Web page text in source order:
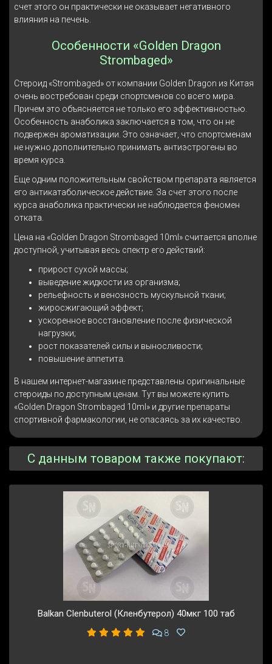
счет этого он практически не оказывает негативного
влияния на печень.
Особенности «Golden Dragon
Strombaged»
Стероид «Strombaged» от компании Golden Dragon из Китая
очень востребован среди спортсменов со всего мира.
Причем это объясняется не только его эффективностью.
Особенность анаболика заключается в том, что он не
подвержен ароматизации. Это означает, что спортсменам
не нужно дополнительно принимать антиэстрогены во
время курса.
Еще одним положительным свойством препарата является
его антикатаболическое действие. За счет этого после
курса анаболика практически не наблюдается феномен
отката.
Цена на «Golden Dragon Strombaged 10ml» считается вполне
доступной, учитывая весь спектр его действий:
прирост сухой массы;
выведение жидкости из организма;
рельефность и венозность мускульной ткани;
жиросжигающий эффект;
ускоренное восстановление после физической
нагрузки;
рост показателей силы и выносливости;
повышение аппетита.
В нашем интернет-магазине представлены оригинальные
стероиды по доступным ценам. Тут вы можете купить
«Golden Dragon Strombaged 10ml» и другие препараты
спортивной фармакологии, не опасаясь за их качество.
С данным товаром также покупают:
Balkan Clenbuterol (Кленбутерол) 40мкг 100 таб
8